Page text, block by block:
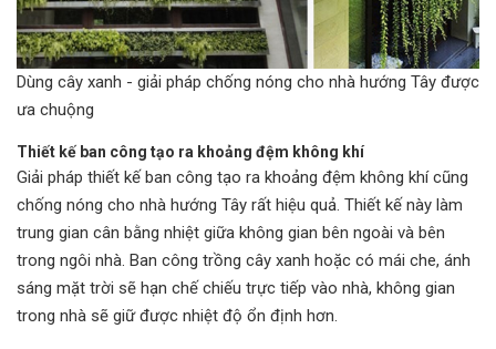
Dùng cây xanh - giải pháp chống nóng cho nhà hướng Tây được
ưa chuộng
Thiết kế ban công tạo ra khoảng đệm không khí
Giải pháp thiết kế ban công tạo ra khoảng đệm không khí cũng
chống nóng cho nhà hướng Tây rất hiệu quả. Thiết kế này làm
trung gian cân bằng nhiệt giữa không gian bên ngoài và bên
trong ngôi nhà. Ban công trồng cây xanh hoặc có mái che, ánh
sáng mặt trời sẽ hạn chế chiếu trực tiếp vào nhà, không gian
trong nhà sẽ giữ được nhiệt độ ổn định hơn.